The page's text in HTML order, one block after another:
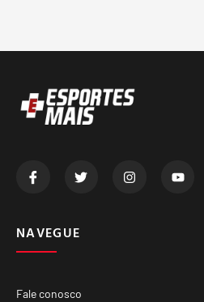
NAVEGUE
Fale conosco